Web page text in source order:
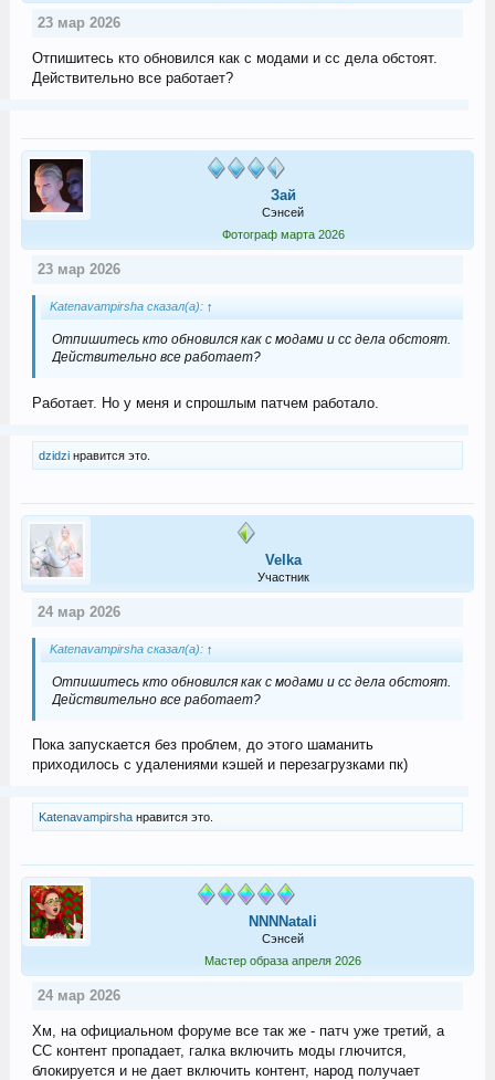
23 мар 2026
Отпишитесь кто обновился как с модами и сс дела обстоят.
Действительно все работает?
Зай
Сэнсей
Фотограф марта 2026
23 мар 2026
Katenavampirsha сказал(а): ↑
Отпишитесь кто обновился как с модами и сс дела обстоят.
Действительно все работает?
Работает. Но у меня и спрошлым патчем работало.
dzidziнравится это.
Velka
Участник
24 мар 2026
Katenavampirsha сказал(а): ↑
Отпишитесь кто обновился как с модами и сс дела обстоят.
Действительно все работает?
Пока запускается без проблем, до этого шаманить
приходилось с удалениями кэшей и перезагрузками пк)
Katenavampirshaнравится это.
NNNNatali
Сэнсей
Мастер образа апреля 2026
24 мар 2026
Хм, на официальном форуме все так же - патч уже третий, а
СС контент пропадает, галка включить моды глючится,
блокируется и не дает включить контент, народ получает